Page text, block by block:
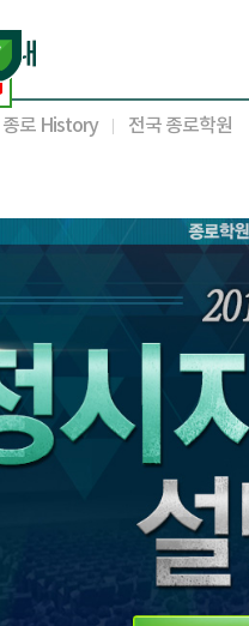
종로 History 전국 종로학원